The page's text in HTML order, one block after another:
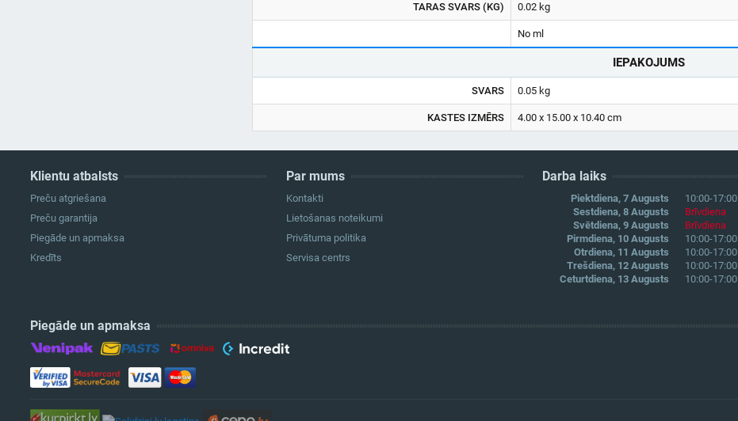
TARAS SVARS (KG) 0.02 kg
No ml
IEPAKOJUMS
SVARS 0.05 kg
KASTES IZMĒRS 4.00 x 15.00 x 10.40 cm
Klientu atbalsts
Preču atgriešana
Preču garantija
Piegāde un apmaksa
Kredīts
Par mums
Kontakti
Lietošanas noteikumi
Privātuma politika
Servisa centrs
Darba laiks
Piektdiena, 7 Augusts
10:00-17:00
Sestdiena, 8 Augusts
Brīvdiena
Svētdiena, 9 Augusts
Brīvdiena
Pirmdiena, 10 Augusts
10:00-17:00
Otrdiena, 11 Augusts
10:00-17:00
Trešdiena, 12 Augusts
10:00-17:00
Ceturtdiena, 13 Augusts
10:00-17:00
Piegāde un apmaksa